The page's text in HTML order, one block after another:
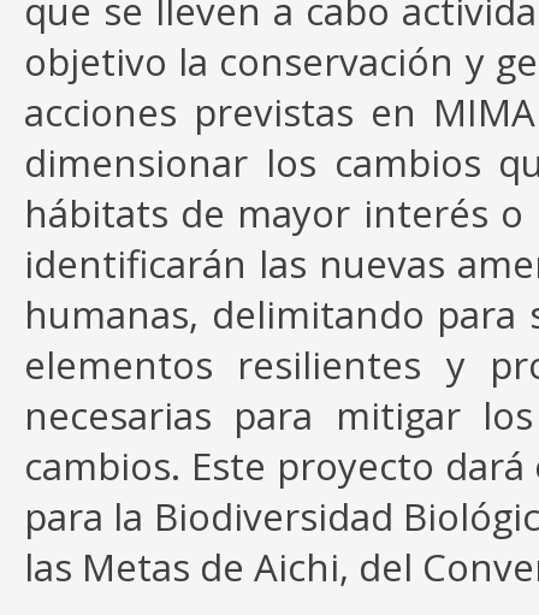
que se lleven a cabo
objetivo la conservación y
acciones previstas en
dimensionar los cambios
hábitats de mayor interés o
identificarán las nuevas
humanas, delimitando para
elementos resilientes y
necesarias para mitigar
cambios. Este proyecto
para la Biodiversidad
las Metas de Aichi, del